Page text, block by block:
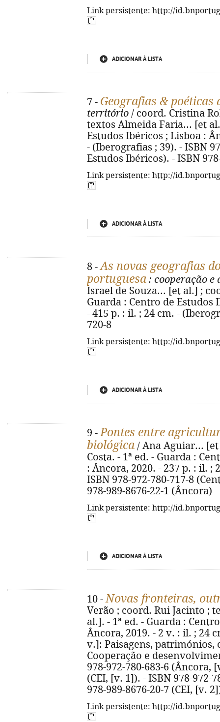
Link persistente: http://
ADICIONAR À LISTA
7 - Geografias & poéticas
território / coord. Cristina
textos Almeida Faria... [et
Estudos Ibéricos ; Lisboa :
- (Iberografias ; 39). - ISBN
Estudos Ibéricos). - ISBN
Link persistente: http://
ADICIONAR À LISTA
8 -As novas geografias
portuguesa : cooperação e
Israel de Souza... [et al.] ;
Guarda : Centro de Estudos
- 415 p. : il. ; 24 cm. -
720-8
Link persistente: http://
ADICIONAR À LISTA
9 -Pontes entre
biológica / Ana Aguiar...
Costa. - 1ª ed. - Guarda :
: Âncora, 2020. - 237 p. : il. ;
ISBN 978-972-780-717-8
978-989-8676-22-1 (Âncora)
Link persistente: http://
ADICIONAR À LISTA
10 -Novas fronteiras,
Verão ; coord. Rui Jacinto ;
al.]. - 1ª ed. - Guarda :
Âncora, 2019. - 2 v. : il. ; 24
v.]: Paisagens, patrimónios,
Cooperação e
978-972-780-683-6 (Âncora,
(CEI, [v. 1]). - ISBN 978-972-
978-989-8676-20-7 (CEI, [v.
Link persistente: http://